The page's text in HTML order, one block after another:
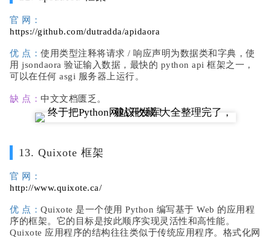
官 网：
https://github.com/dutradda/apidaora
优 点： 使用类型注释将请求 / 响应声明为数据类和字典，使
用 jsondaora 验证输入数据，最快的 python api 框架之一，
可以在任何 asgi 服务器上运行。
缺 点： 中文文档匮乏。
13. Quixote 框架
官 网：
http://www.quixote.ca/
优 点： Quixote 是一个使用 Python 编写基于 Web 的应用程
序的框架。它的目标是按此顺序实现灵活性和高性能。
Quixote 应用程序的结构往往类似于传统应用程序。格式化网